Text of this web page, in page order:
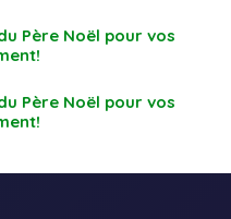
Père Noël pour vos
Père Noël pour vos